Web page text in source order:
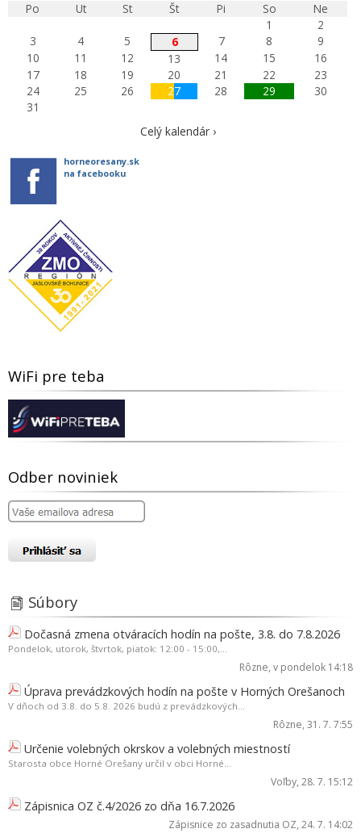
Po
Ut St Št Pi So
Ne
1
2
3
4 5 6 7 8
9
10
11 12 13 14 15
16
17
18 19 20 21 22
23
24
25 26 27 28 29
30
31
Celý kalendár ›
horneoresany.sk
na facebooku
WiFi pre teba
Odber noviniek
Súbory
Dočasná zmena otváracích hodín na pošte, 3.8. do 7.8.2026
Pondelok, utorok, štvrtok, piatok: 12:00 - 15:00,...
Rôzne, v pondelok 14:18
Úprava prevádzkových hodín na pošte v Horných Orešanoch
V dňoch od 3.8. do 5.8. 2026 budú z prevádzkových...
Rôzne, 31. 7. 7:55
Určenie volebných okrskov a volebných miestností
Starosta obce Horné Orešany určil v obci Horné...
Voľby, 28. 7. 15:12
Zápisnica OZ č.4/2026 zo dňa 16.7.2026
Zápisnice zo zasadnutia OZ, 24. 7. 14:02